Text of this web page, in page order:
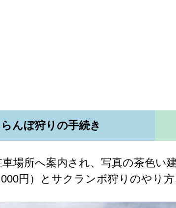
んぼ狩りの手続き
場所へ案内され、写真の茶色い
円）とサクランボ狩りのやり